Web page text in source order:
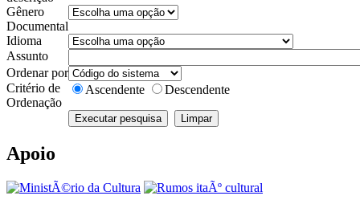
Gênero
Documental
Idioma
Assunto
Ordenar por
Critério de
Ordenação
Ascendente Descendente
Apoio